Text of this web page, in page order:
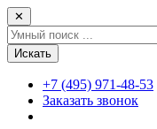
✕
Искать
+7 (495) 971-48-53
Заказать звонок